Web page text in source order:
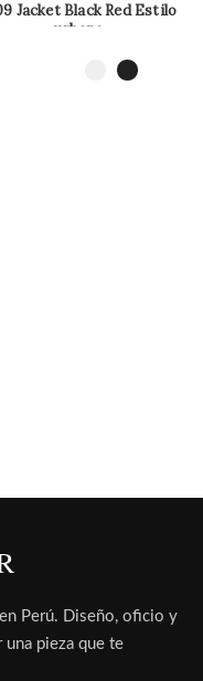
Jacket Black Red Estilo
urbano
Perú. Diseño, oficio y
una pieza que te